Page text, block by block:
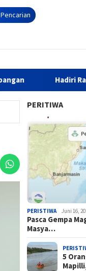
Pencarian
Hadiri Rakor, Biro
PERITIWA
PERISTIWA Juni 16,
Pasca Gempa
Masya…
5